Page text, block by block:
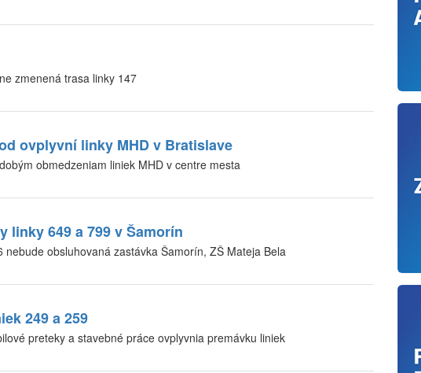
zmenená trasa linky 147
ovplyvní linky MHD v Bratislave
obmedzeniam liniek MHD v centre mesta
linky 649 a 799 v Šamorín
obsluhovaná zastávka Šamorín, ZŠ Mateja Bela
249 a 259
preteky a stavebné práce ovplyvnia premávku liniek